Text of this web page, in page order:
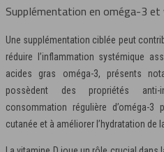
Supplémentation en oméga-3
Une supplémentation ciblée peut
réduire l’inflammation systémique
acides gras oméga-3, présents
possèdent des propriétés anti-
consommation régulière d’oméga-3
cutanée et à améliorer l’hydratation de